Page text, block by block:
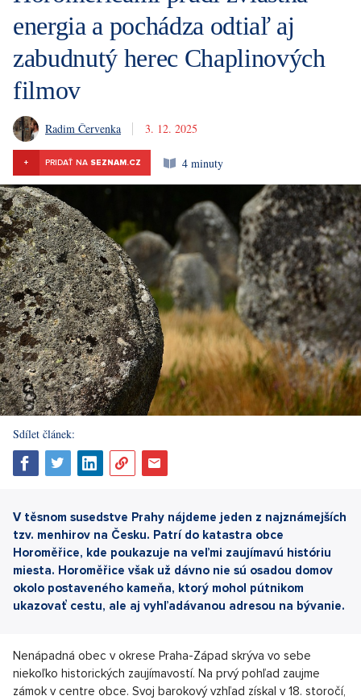
energia a pochádza odtiaľ aj
zabudnutý herec Chaplinových
filmov
Radim Červenka 3. 12. 2025
+ PRIDAŤ NA SEZNAM.CZ 4 minuty
Sdílet článek:
V těsnom susedstve Prahy nájdeme jeden z najznámejších
tzv. menhirov na Česku. Patrí do katastra obce
Horoměřice, kde poukazuje na veľmi zaujímavú históriu
miesta. Horoměřice však už dávno nie sú osadou domov
okolo postaveného kameňa, ktorý mohol pútnikom
ukazovať cestu, ale aj vyhľadávanou adresou na bývanie.
Nenápadná obec v okrese Praha-Západ skrýva vo sebe
niekoľko historických zaujímavostí. Na prvý pohľad zaujme
zámok v centre obce. Svoj barokový vzhľad získal v 18. storočí,